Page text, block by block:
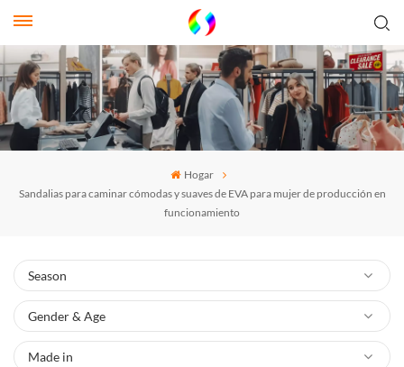
Hogar
Sandalias para caminar cómodas y suaves de EVA para mujer de producción en
funcionamiento